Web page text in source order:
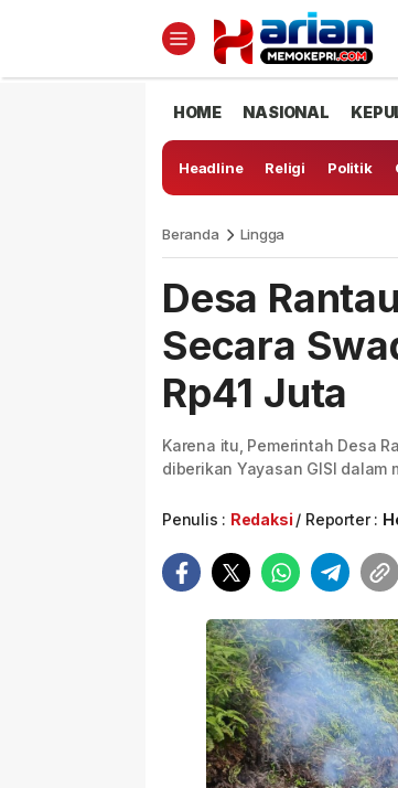
HOME NASIONAL
Headline Religi Politik
Beranda Lingga
Desa
Secara
Rp41 Juta
Karena itu, Pemerintah Desa
diberikan Yayasan GISI
Penulis : Redaksi Reporter :